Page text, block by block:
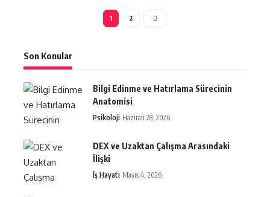
1 2
Son Konular
Bilgi Edinme ve Hatırlama Sürecinin
Anatomisi
Psikoloji Haziran 28, 2026
DEX ve Uzaktan Çalışma Arasındaki
İlişki
İş Hayatı Mayıs 4, 2026